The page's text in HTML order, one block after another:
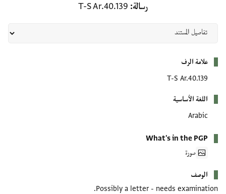
رسالة T-S Ar.40.139
علامة الرف
T-S Ar.40.139
اللغة الأساسية
Arabic
What's in the PGP
صورة
الوصف
Possibly a letter - needs examination.